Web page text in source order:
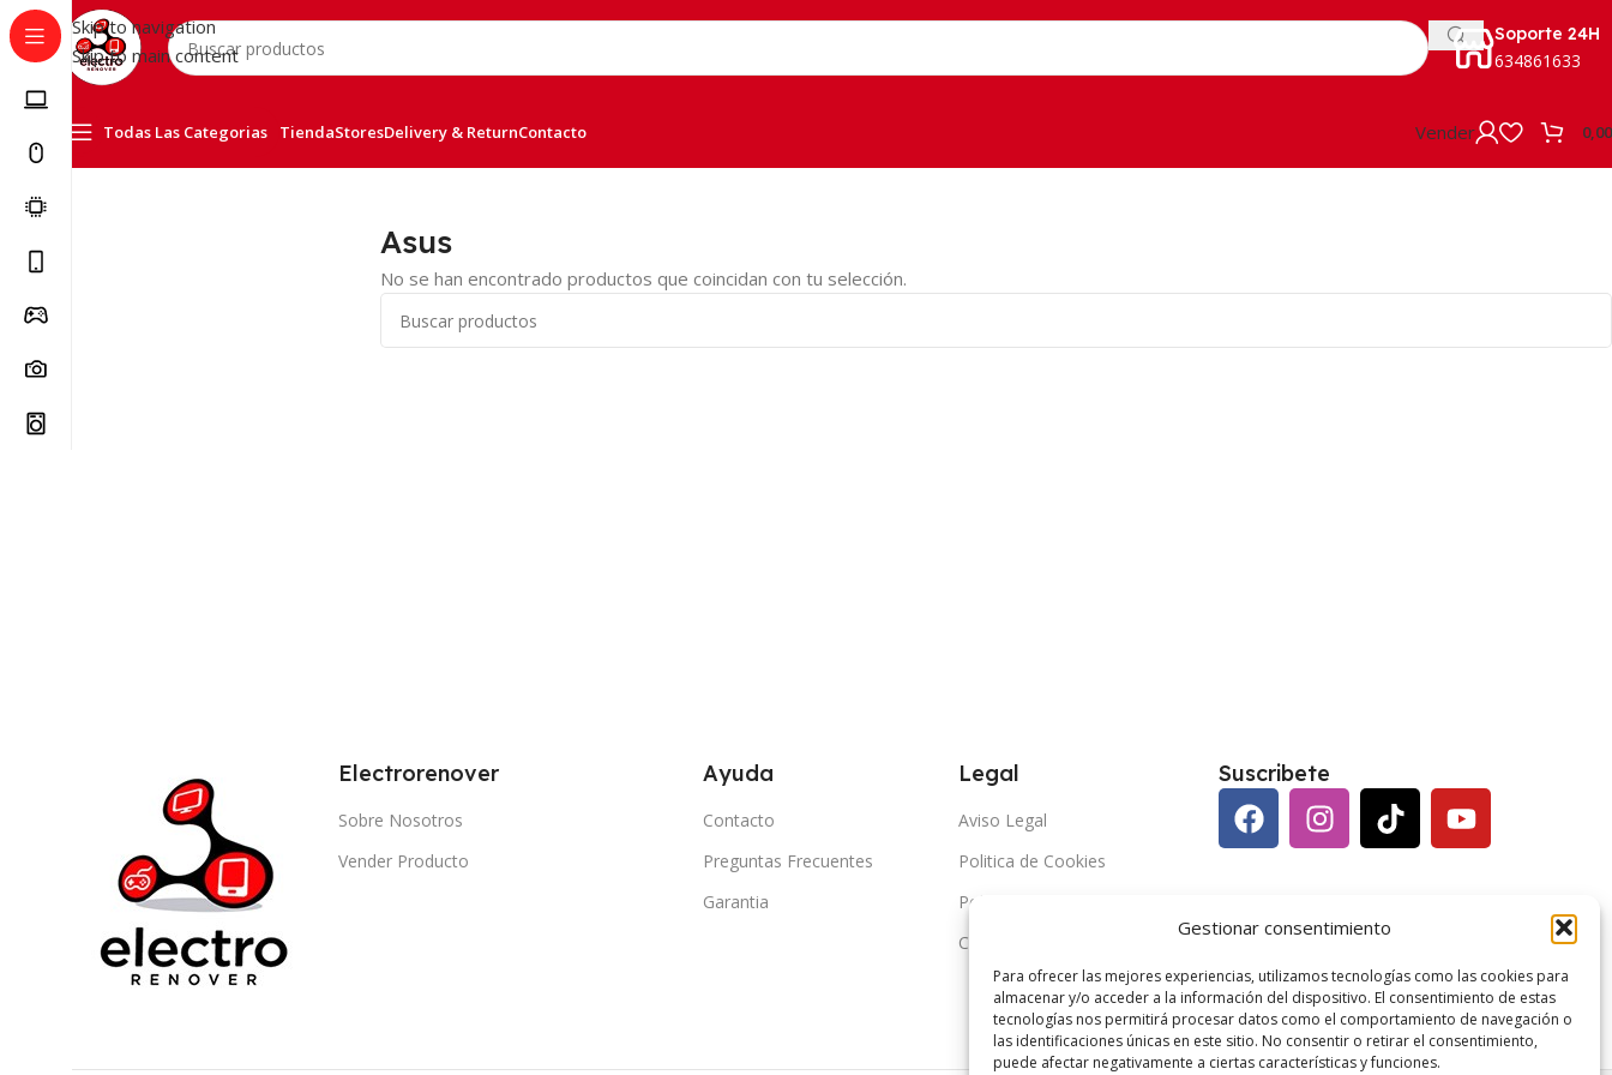
Gestionar consentimiento
Para ofrecer las mejores experiencias, utilizamos tecnologías como las cookies para
almacenar y/o acceder a la información del dispositivo. El consentimiento de estas
tecnologías nos permitirá procesar datos como el comportamiento de navegación o
las identificaciones únicas en este sitio. No consentir o retirar el consentimiento,
puede afectar negativamente a ciertas características y funciones.
Skip to navigation
Skip to main content
Soporte 24H
634861633
Todas Las Categorias TiendaStoresDelivery & ReturnContacto Vender
Asus
No se han encontrado productos que coincidan con tu selección.
Electrorenover
Sobre Nosotros
Vender Producto
Ayuda
Contacto
Preguntas Frecuentes
Garantia
Legal
Aviso Legal
Politica de Cookies
Politica de Privacidad
Condiciones Generales
Suscribete